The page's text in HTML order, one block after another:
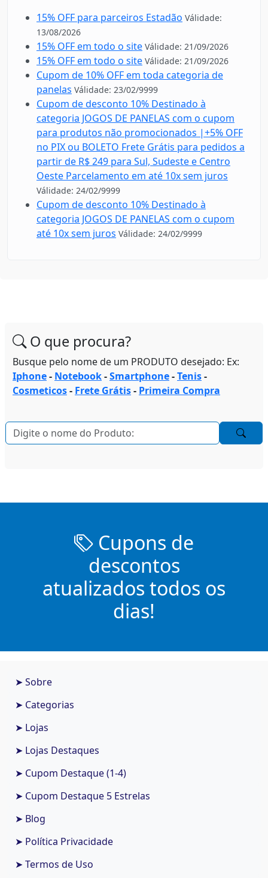
15% OFF para parceiros Estadão Válidade:
13/08/2026
15% OFF em todo o site Válidade: 21/09/2026
15% OFF em todo o site Válidade: 21/09/2026
Cupom de 10% OFF em toda categoria de
panelas Válidade: 23/02/9999
Cupom de desconto 10% Destinado à
categoria JOGOS DE PANELAS com o cupom
para produtos não promocionados |+5% OFF
no PIX ou BOLETO Frete Grátis para pedidos a
partir de R$ 249 para Sul, Sudeste e Centro
Oeste Parcelamento em até 10x sem juros
Válidade: 24/02/9999
Cupom de desconto 10% Destinado à
categoria JOGOS DE PANELAS com o cupom
até 10x sem juros Válidade: 24/02/9999
O que procura?
Busque pelo nome de um PRODUTO desejado: Ex:
Iphone- Notebook-Smartphone-Tenis-
Cosmeticos- Frete Grátis- Primeira Compra
Cupons de
descontos
atualizados todos os
dias!
➤ Sobre
➤ Categorias
➤ Lojas
➤ Lojas Destaques
➤ Cupom Destaque (1-4)
➤ Cupom Destaque 5 Estrelas
➤ Blog
➤ Política Privacidade
➤ Termos de Uso